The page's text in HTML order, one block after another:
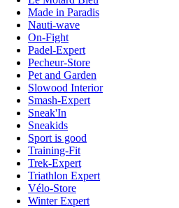
Made in Paradis
Nauti-wave
On-Fight
Padel-Expert
Pecheur-Store
Pet and Garden
Slowood Interior
Smash-Expert
Sneak'In
Sneakids
Sport is good
Training-Fit
Trek-Expert
Triathlon Expert
Vélo-Store
Winter Expert